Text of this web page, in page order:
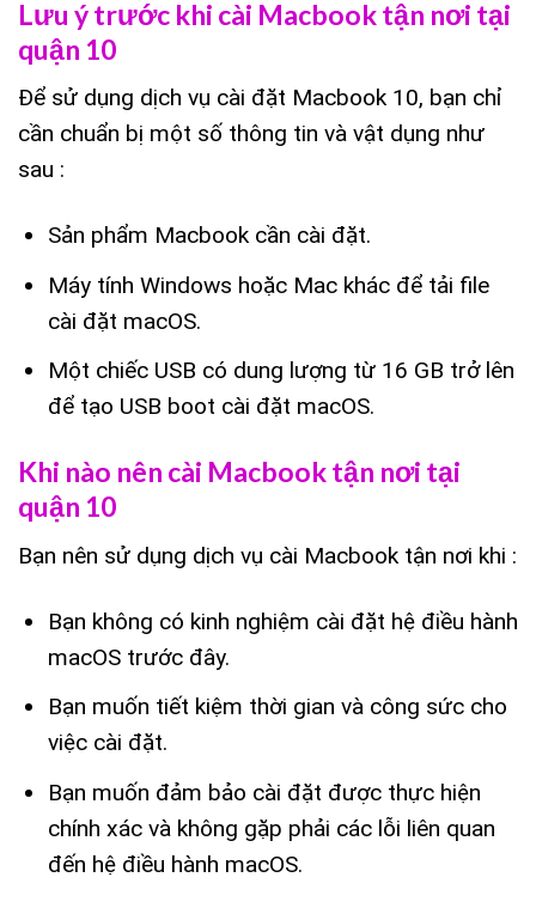
Lưu ý trước khi cài Macbook tận nơi tại
quận 10
Để sử dụng dịch vụ cài đặt Macbook 10, bạn chỉ
cần chuẩn bị một số thông tin và vật dụng như
sau :
Sản phẩm Macbook cần cài đặt.
Máy tính Windows hoặc Mac khác để tải file
cài đặt macOS.
Một chiếc USB có dung lượng từ 16 GB trở lên
để tạo USB boot cài đặt macOS.
Khi nào nên cài Macbook tận nơi tại
quận 10
Bạn nên sử dụng dịch vụ cài Macbook tận nơi khi :
Bạn không có kinh nghiệm cài đặt hệ điều hành
macOS trước đây.
Bạn muốn tiết kiệm thời gian và công sức cho
việc cài đặt.
Bạn muốn đảm bảo cài đặt được thực hiện
chính xác và không gặp phải các lỗi liên quan
đến hệ điều hành macOS.